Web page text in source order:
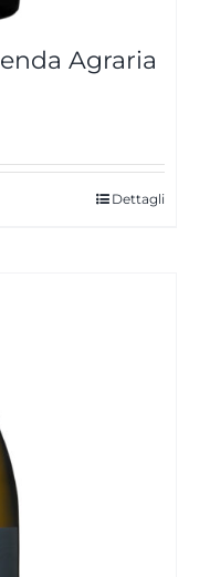
Agraria
Dettagli